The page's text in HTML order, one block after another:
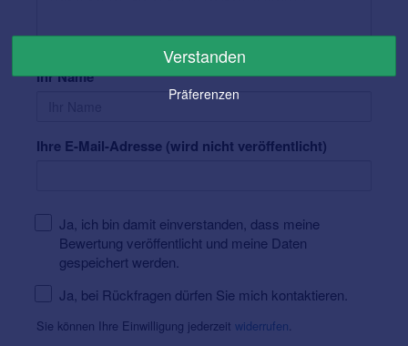
Ihr Name
Ihre E-Mail-Adresse (wird nicht veröffentlicht)
Ja, ich bin damit einverstanden, dass meine
Bewertung veröffentlicht und meine Daten
gespeichert werden.
Ja, bei Rückfragen dürfen Sie mich kontaktieren.
Sie können Ihre Einwilligung jederzeit widerrufen.
Verstanden
Präferenzen